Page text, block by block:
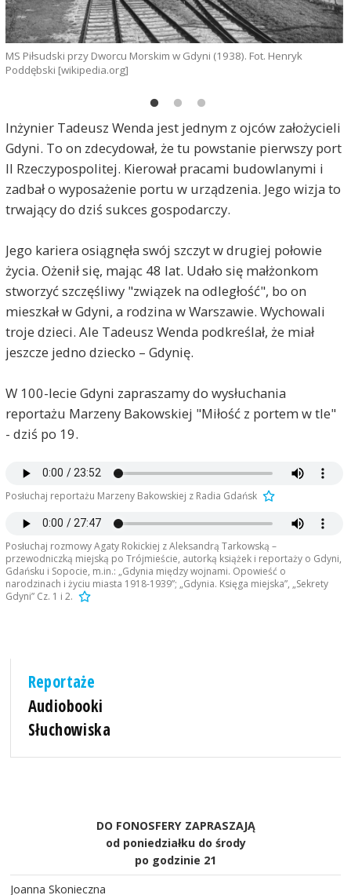
MS Piłsudski przy Dworcu Morskim w Gdyni (1938). Fot. Henryk
Poddębski [wikipedia.org]
Inżynier Tadeusz Wenda jest jednym z ojców założycieli
Gdyni. To on zdecydował, że tu powstanie pierwszy port
II Rzeczypospolitej. Kierował pracami budowlanymi i
zadbał o wyposażenie portu w urządzenia. Jego wizja to
trwający do dziś sukces gospodarczy.
Jego kariera osiągnęła swój szczyt w drugiej połowie
życia. Ożenił się, mając 48 lat. Udało się małżonkom
stworzyć szczęśliwy "związek na odległość", bo on
mieszkał w Gdyni, a rodzina w Warszawie. Wychowali
troje dzieci. Ale Tadeusz Wenda podkreślał, że miał
jeszcze jedno dziecko – Gdynię.
W 100-lecie Gdyni zapraszamy do wysłuchania
reportażu Marzeny Bakowskiej "Miłość z portem w tle"
- dziś po 19.
Posłuchaj reportażu Marzeny Bakowskiej z Radia Gdańsk
Posłuchaj rozmowy Agaty Rokickiej z Aleksandrą Tarkowską –
przewodniczką miejską po Trójmieście, autorką książek i reportaży o Gdyni,
Gdańsku i Sopocie, m.in.: „Gdynia między wojnami. Opowieść o
narodzinach i życiu miasta 1918-1939”; „Gdynia. Księga miejska”, „Sekrety
Gdyni” Cz. 1 i 2.
Reportaże
Audiobooki
Słuchowiska
DO FONOSFERY ZAPRASZAJĄ
od poniedziałku do środy
po godzinie 21
Joanna Skonieczna